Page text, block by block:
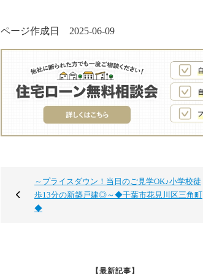
ページ作成日 2025-06-09
～プライスダウン！当日のご見学OK♪小学校徒
歩13分の新築戸建◎～◆千葉市花見川区三角町
◆
【最新記事】